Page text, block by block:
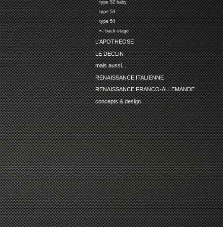
type 52 baby
type 53
type 54
•-- back-stage
L'APOTHEOSE
LE DECLIN
mais aussi...
RENAISSANCE ITALIENNE
RENAISSANCE FRANCO-ALLEMANDE
concepts & design